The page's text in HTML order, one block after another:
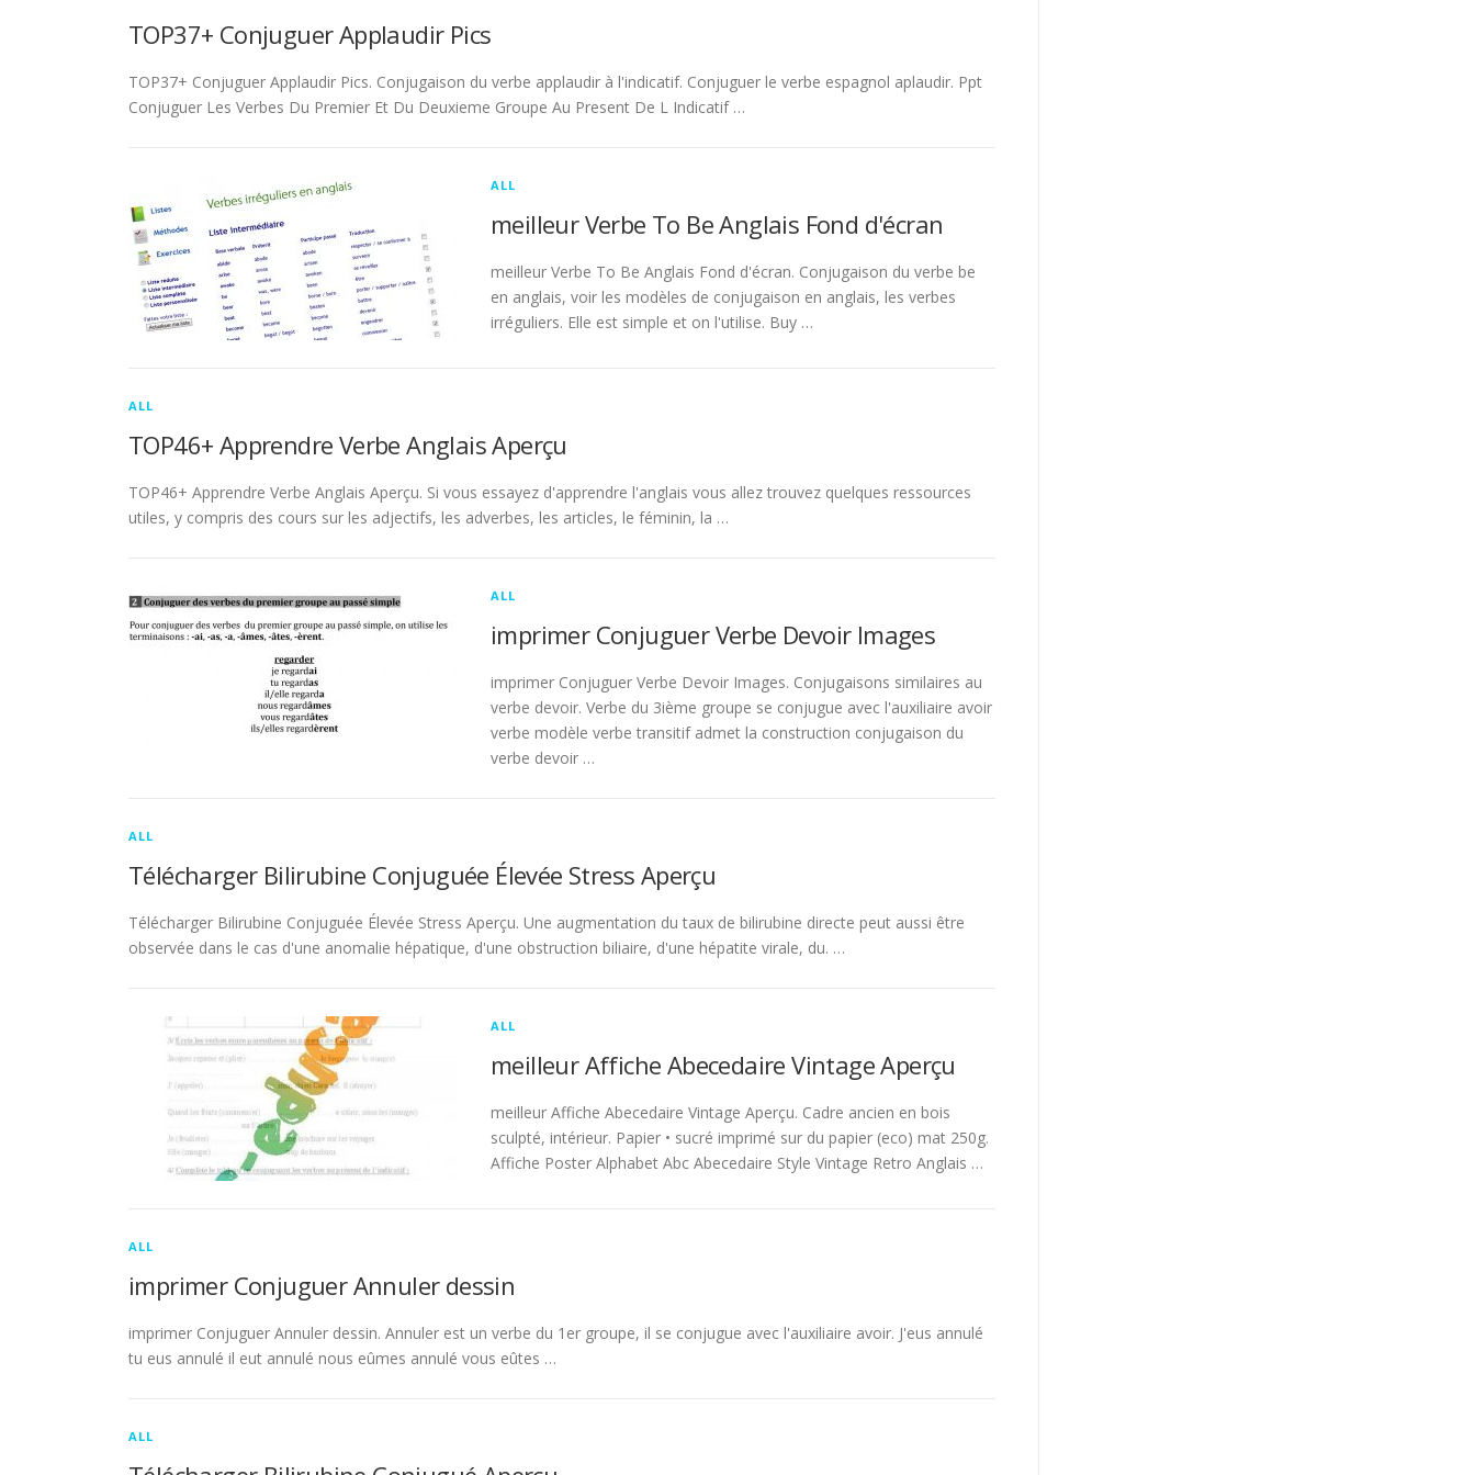
TOP37+ Conjuguer Applaudir Pics
TOP37+ Conjuguer Applaudir Pics. Conjugaison du verbe applaudir à l'indicatif. Conjuguer le verbe espagnol aplaudir. Ppt
Conjuguer Les Verbes Du Premier Et Du Deuxieme Groupe Au Present De L Indicatif …
ALL
meilleur Verbe To Be Anglais Fond d'écran
meilleur Verbe To Be Anglais Fond d'écran. Conjugaison du verbe be
en anglais, voir les modèles de conjugaison en anglais, les verbes
irréguliers. Elle est simple et on l'utilise. Buy …
ALL
TOP46+ Apprendre Verbe Anglais Aperçu
TOP46+ Apprendre Verbe Anglais Aperçu. Si vous essayez d'apprendre l'anglais vous allez trouvez quelques ressources
utiles, y compris des cours sur les adjectifs, les adverbes, les articles, le féminin, la …
ALL
imprimer Conjuguer Verbe Devoir Images
imprimer Conjuguer Verbe Devoir Images. Conjugaisons similaires au
verbe devoir. Verbe du 3ième groupe se conjugue avec l'auxiliaire avoir
verbe modèle verbe transitif admet la construction conjugaison du
verbe devoir …
ALL
Télécharger Bilirubine Conjuguée Élevée Stress Aperçu
Télécharger Bilirubine Conjuguée Élevée Stress Aperçu. Une augmentation du taux de bilirubine directe peut aussi être
observée dans le cas d'une anomalie hépatique, d'une obstruction biliaire, d'une hépatite virale, du. …
ALL
meilleur Affiche Abecedaire Vintage Aperçu
meilleur Affiche Abecedaire Vintage Aperçu. Cadre ancien en bois
sculpté, intérieur. Papier • sucré imprimé sur du papier (eco) mat 250g.
Affiche Poster Alphabet Abc Abecedaire Style Vintage Retro Anglais …
ALL
imprimer Conjuguer Annuler dessin
imprimer Conjuguer Annuler dessin. Annuler est un verbe du 1er groupe, il se conjugue avec l'auxiliaire avoir. J'eus annulé
tu eus annulé il eut annulé nous eûmes annulé vous eûtes …
ALL